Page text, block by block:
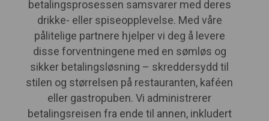
betalingsprosessen samsvarer med deres
drikke- eller spiseopplevelse. Med våre
pålitelige partnere hjelper vi deg å levere
disse forventningene med en sømløs og
sikker betalingsløsning – skreddersydd til
stilen og størrelsen på restauranten, kaféen
eller gastropuben. Vi administrerer
betalingsreisen fra ende til annen, inkludert